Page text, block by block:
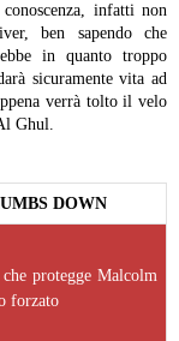
infatti non
ben sapendo che
in quanto troppo
sicuramente vita ad
verrà tolto il velo
Ghul.
DOWN
protegge Malcolm
forzato